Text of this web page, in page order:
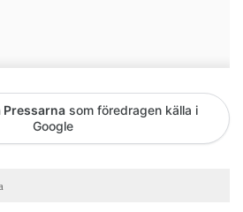
Pressarna som föredragen källa i
Google